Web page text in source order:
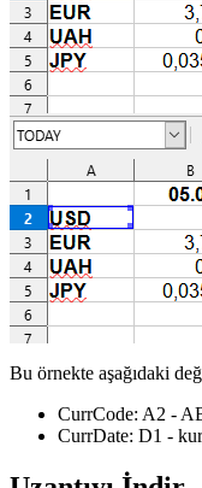
Bu örnekte aşağıdaki
CurrCode: A2 -
CurrDate: D1 -